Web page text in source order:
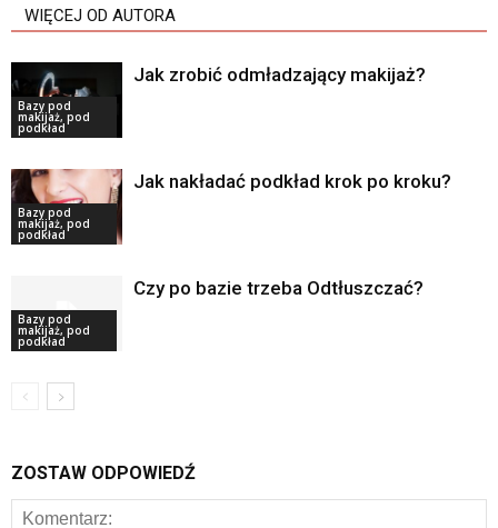
WIĘCEJ OD AUTORA
Bazy pod
makijaż, pod
podkład
Jak zrobić odmładzający makijaż?
Bazy pod
makijaż, pod
podkład
Jak nakładać podkład krok po kroku?
Bazy pod
makijaż, pod
podkład
Czy po bazie trzeba Odtłuszczać?
ZOSTAW ODPOWIEDŹ